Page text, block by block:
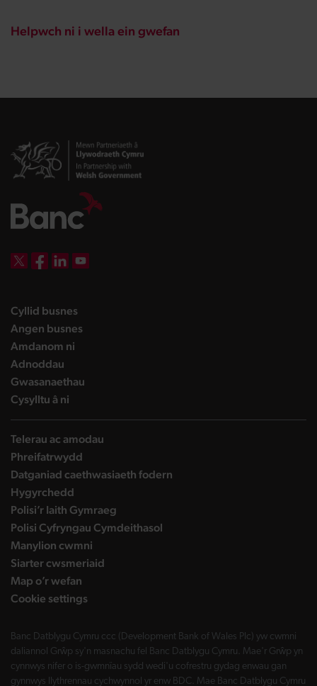
Helpwch ni i wella ein gwefan
Cyllid busneslanding page
Angen busneslanding page
Amdanom ni
Adnoddau
Gwasanaethau
Cysylltu â ni
Telerau ac amodau
Phreifatrwydd
Datganiad caethwasiaeth fodern
Hygyrchedd
Polisi’r Iaith Gymraeg
Polisi Cyfryngau Cymdeithasol
Manylion cwmni
Siarter cwsmeriaid
Map o’r wefan
Cookie settings
Banc Datblygu Cymru ccc (Development Bank of Wales Plc) yw cwmni
daliannol Grŵp sy'n masnachu fel Banc Datblygu Cymru. Mae'r Grŵp yn
cynnwys nifer o is-gwmnïau sydd wedi'u cofrestru gydag enwau gan
gynnwys llythrennau cychwynnol yr enw BDC. Mae Banc Datblygu Cymru